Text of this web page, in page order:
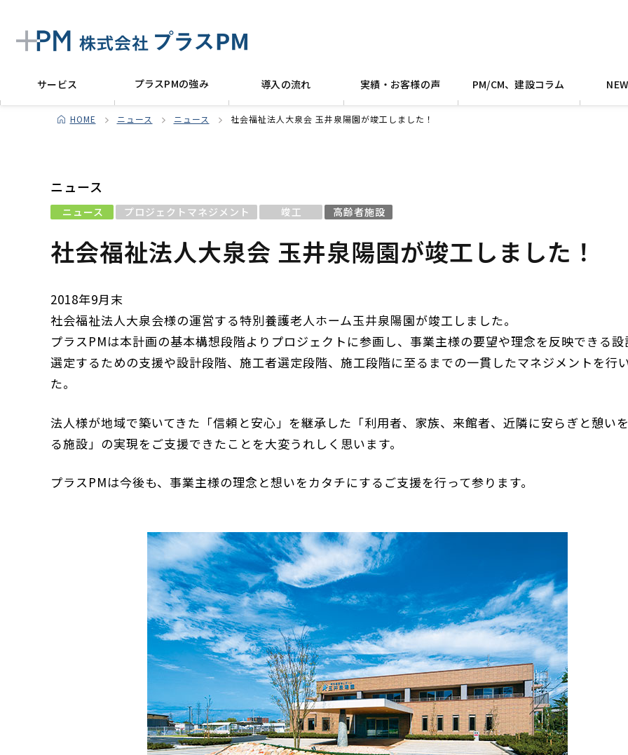
サービス プラスPMの強み 導入の流れ 実績・お客様の声 PM/CM、建設コラム
HOME ニュース ニュース 社会福祉法人大泉会 玉井泉陽園が竣工しました！
ニュース
ニュース プロジェクトマネジメント 竣工 高齢者施設
社会福祉法人大泉会 玉井泉陽園が竣工しました！
2018年9月末
社会福祉法人大泉会様の運営する特別養護老人ホーム玉井泉陽園が竣工しました。
プラスPMは本計画の基本構想段階よりプロジェクトに参画し、事業主様の要望や理念を反映できる設
選定するための支援や設計段階、施工者選定段階、施工段階に至るまでの一貫したマネジメントを行
た。
法人様が地域で築いてきた「信頼と安心」を継承した「利用者、家族、来館者、近隣に安らぎと憩い
る施設」の実現をご支援できたことを大変うれしく思います。
プラスPMは今後も、事業主様の理念と想いをカタチにするご支援を行って参ります。